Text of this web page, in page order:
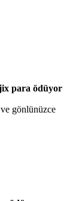
para ödüyor
gönlünüzce